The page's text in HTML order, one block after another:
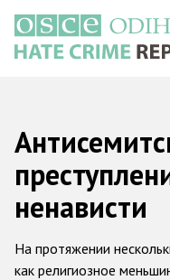
основному
содержанию
Main
navigation
ненависти
На протяжении
как религиозное